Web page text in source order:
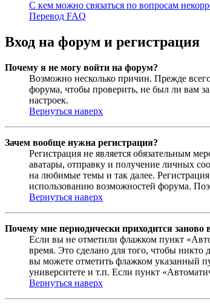
С кем можно связаться по вопросам
Перевод FAQ
Вход на форум и регистрация
Почему я не могу войти на форум?
Возможно несколько причин. Прежде
форума, чтобы проверить, не был ли вам
настроек.
Вернуться наверх
Зачем вообще нужна регистрация?
Регистрация не является обязательным
аватары, отправку и получение личных
на любимые темы и так далее.
использованию возможностей форума.
Вернуться наверх
Почему мне периодически приходится заново
Если вы не отметили флажком пункт
время. Это сделано для того, чтобы никто
вы можете отметить флажком указанный
университете и т.п. Если пункт
Вернуться наверх